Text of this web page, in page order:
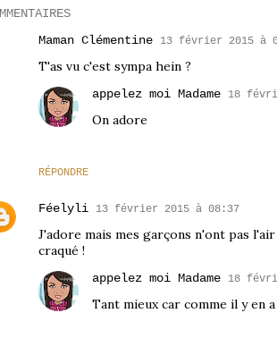
Maman Clémentine
13 février 2015 à
T'as vu c'est sympa hein ?
RÉPONDRE
appelez moi Madame 18
On adore
Féelyli 13 février 2015 à 08:37
J'adore mais mes garçons n'ont pas
craqué !
appelez moi Madame 18
Tant mieux car comme il y en